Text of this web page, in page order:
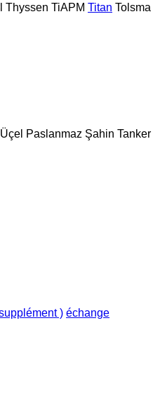
Thyssen TiAPM Titan Tolsma
Üçel Paslanmaz Şahin Tanker
) échange